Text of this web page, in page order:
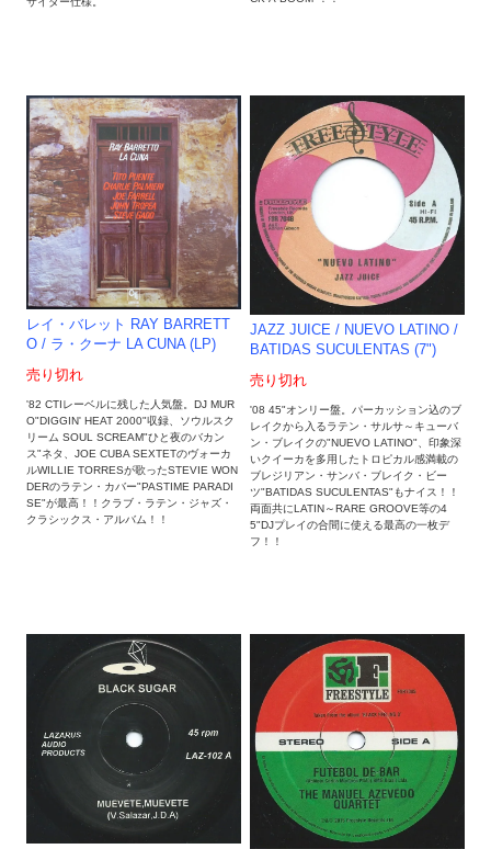
レイ・バレット RAY BARRETT
O ‎/ ラ・クーナ LA CUNA (LP)
売り切れ
'82 CTIレーベルに残した人気盤。DJ MUR
O"DIGGIN' HEAT 2000"収録、ソウルスク
リーム SOUL SCREAM"ひと夜のバカン
ス"ネタ、JOE CUBA SEXTETのヴォーカ
ルWILLIE TORRESが歌ったSTEVIE WON
DERのラテン・カバー"PASTIME PARADI
SE"が最高！！クラブ・ラテン・ジャズ・
クラシックス・アルバム！！
JAZZ JUICE / NUEVO LATINO /
BATIDAS SUCULENTAS (7")
売り切れ
'08 45"オンリー盤。パーカッション込のブ
レイクから入るラテン・サルサ～キューバ
ン・ブレイクの"NUEVO LATINO"、印象深
いクイーカを多用したトロピカル感満載の
ブレジリアン・サンバ・ブレイク・ビー
ツ"BATIDAS SUCULENTAS"もナイス！！
両面共にLATIN～RARE GROOVE等の4
5"DJプレイの合間に使える最高の一枚デ
フ！！